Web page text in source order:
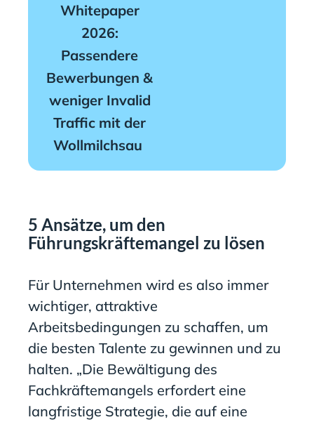
Whitepaper
2026:
Passendere
Bewerbungen &
weniger Invalid
Traffic mit der
Wollmilchsau
5 Ansätze, um den
Führungskräftemangel zu lösen
Für Unternehmen wird es also immer
wichtiger, attraktive
Arbeitsbedingungen zu schaffen, um
die besten Talente zu gewinnen und zu
halten. „Die Bewältigung des
Fachkräftemangels erfordert eine
langfristige Strategie, die auf eine